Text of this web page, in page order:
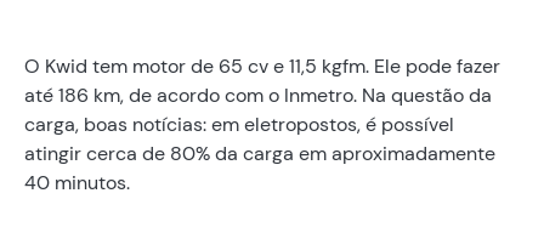
O Kwid tem motor de 65 cv e 11,5 kgfm. Ele pode fazer
até 186 km, de acordo com o Inmetro. Na questão da
carga, boas notícias: em eletropostos, é possível
atingir cerca de 80% da carga em aproximadamente
40 minutos.